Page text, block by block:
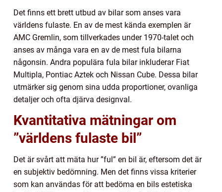
Det finns ett brett utbud av bilar som anses vara
världens fulaste. En av de mest kända exemplen är
AMC Gremlin, som tillverkades under 1970-talet och
anses av många vara en av de mest fula bilarna
någonsin. Andra populära fula bilar inkluderar Fiat
Multipla, Pontiac Aztek och Nissan Cube. Dessa bilar
utmärker sig genom sina udda proportioner, ovanliga
detaljer och ofta djärva designval.
Kvantitativa mätningar om
”världens fulaste bil”
Det är svårt att mäta hur ”ful” en bil är, eftersom det är
en subjektiv bedömning. Men det finns vissa kriterier
som kan användas för att bedöma en bils estetiska